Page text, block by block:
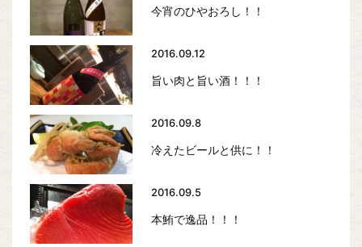
今宵のひやおろし！！
2016.09.12
旨い肉と旨い酒！！！
2016.09.8
冷えたビールと供に！！
2016.09.5
本鮪で逸品！！！